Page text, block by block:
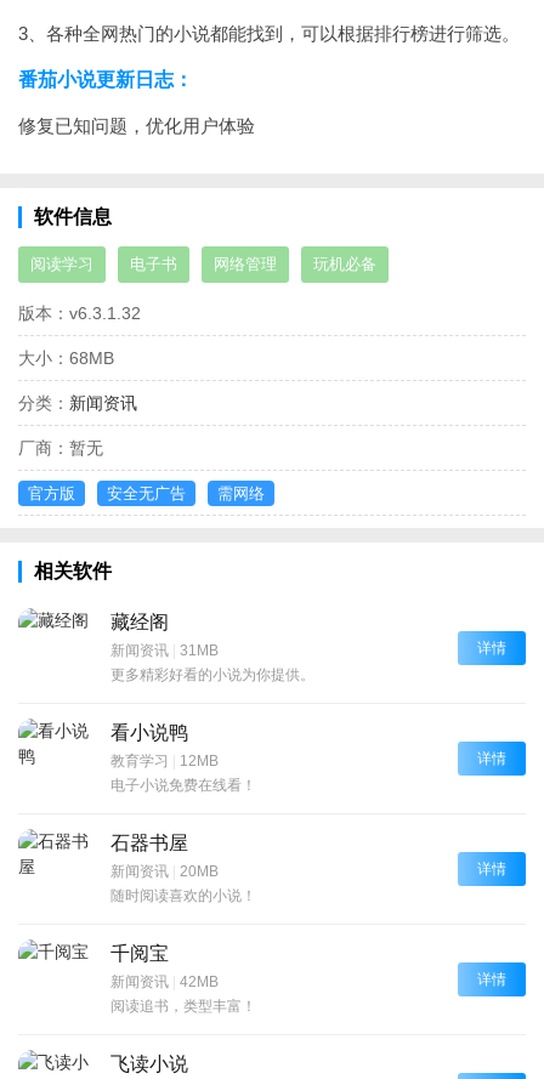
3、各种全网热门的小说都能找到，可以根据排行榜进行筛选。
番茄小说更新日志：
修复已知问题，优化用户体验
软件信息
阅读学习 电子书 网络管理 玩机必备
版本： v6.3.1.32
大小： 68MB
分类： 新闻资讯
厂商： 暂无
官方版 安全无广告 需网络
相关软件
藏经阁
新闻资讯 | 31MB
更多精彩好看的小说为你提供。
详情
看小说鸭
教育学习 | 12MB
电子小说免费在线看！
详情
石器书屋
新闻资讯 | 20MB
随时阅读喜欢的小说！
详情
千阅宝
新闻资讯 | 42MB
阅读追书，类型丰富！
详情
飞读小说